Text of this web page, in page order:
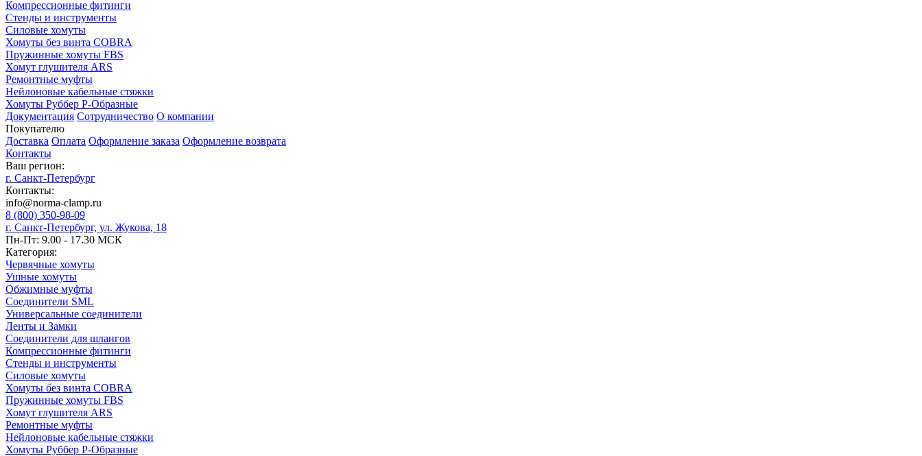
Компрессионные фитинги
Стенды и инструменты
Силовые хомуты
Хомуты без винта COBRA
Пружинные хомуты FBS
Хомут глушителя ARS
Ремонтные муфты
Нейлоновые кабельные стяжки
Хомуты Руббер Р-Образные
Документация Сотрудничество О компании
Покупателю
Доставка Оплата Оформление заказа Оформление возврата
Контакты
Ваш регион:
г. Санкт-Петербург
Контакты:
info@norma-clamp.ru
8 (800) 350-98-09
г. Санкт-Петербург, ул. Жукова, 18
Пн-Пт: 9.00 - 17.30 МСК
Категория:
Червячные хомуты
Ушные хомуты
Обжимные муфты
Соединители SML
Универсальные соединители
Ленты и Замки
Соединители для шлангов
Компрессионные фитинги
Стенды и инструменты
Силовые хомуты
Хомуты без винта COBRA
Пружинные хомуты FBS
Хомут глушителя ARS
Ремонтные муфты
Нейлоновые кабельные стяжки
Хомуты Руббер Р-Образные